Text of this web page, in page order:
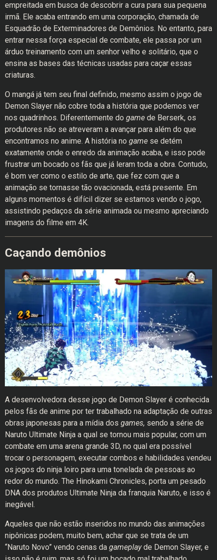
empreitada em busca de descobrir a cura para sua pequena
irmã. Ele acaba entrando em uma corporação, chamada de
Esquadrão de Exterminadores de Demônios. No entanto, para
entrar nessa força especial de combate, ele passa por um
árduo treinamento com um senhor velho e solitário, que o
ensina as bases das técnicas usadas para caçar essas
criaturas.
O mangá já tem seu final definido, mesmo assim o jogo de
Demon Slayer não cobre toda a história que podemos ver
nos quadrinhos. Diferentemente do game de Berserk, os
produtores não se atreveram a avançar para além do que
encontramos no anime. A história no game se detém
exatamente onde o enredo da animação acaba, e isso pode
frustrar um bocado os fãs que já leram toda a obra. Contudo,
é bom ver como o estilo de arte, que fez com que a
animação se tornasse tão ovacionada, está presente. Em
alguns momentos é difícil dizer se estamos vendo o jogo,
assistindo pedaços da série animada ou mesmo apreciando
imagens do filme em 4K.
Caçando demônios
A desenvolvedora desse jogo de Demon Slayer é conhecida
pelos fãs de anime por ter trabalhado na adaptação de outras
obras japonesas para a mídia dos games, sendo a série de
Naruto Ultimate Ninja a qual se tornou mais popular, com um
combate em uma arena grande 3D, no qual era possível
trocar o personagem, executar combos e habilidades vendeu
os jogos do ninja loiro para uma tonelada de pessoas ao
redor do mundo. The Hinokami Chronicles, porta um pesado
DNA dos produtos Ultimate Ninja da franquia Naruto, e isso é
inegável.
Aqueles que não estão inseridos no mundo das animações
nipônicas podem, muito bem, achar que se trata de um
“Naruto Novo” vendo cenas da gameplayde Demon Slayer, e